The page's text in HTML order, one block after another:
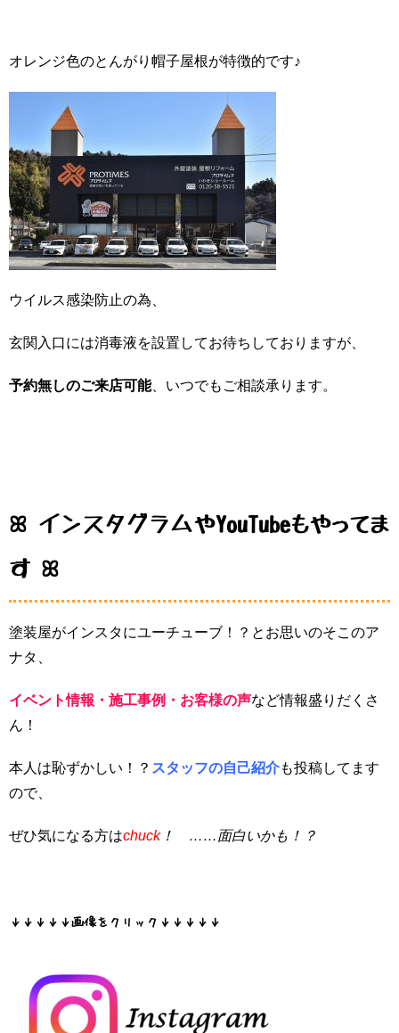
オレンジ色のとんがり帽子屋根が特徴的です♪
ウイルス感染防止の為、
玄関入口には消毒液を設置してお待ちしておりますが、
予約無しのご来店可能、いつでもご相談承ります。
ꕤ インスタグラムやYouTubeもやってま
す ꕤ
塗装屋がインスタにユーチューブ！？とお思いのそこのア
ナタ、
イベント情報・施工事例・お客様の声など情報盛りだくさ
ん！
本人は恥ずかしい！？ スタッフの自己紹介も投稿してます
ので、
ぜひ気になる方はchuck！ ……面白いかも！？
↓↓↓↓↓画像をクリック↓↓↓↓↓